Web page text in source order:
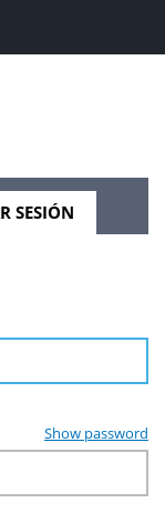
SESIÓN
ACTIVA)
Show password